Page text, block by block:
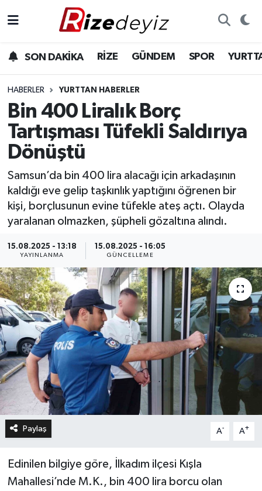
SON DAKİKA RİZE GÜNDEM SPOR
HABERLER YURTTAN HABERLER
Bin 400 Liralık Borç
Tartışması Tüfekli Saldırıya
Dönüştü
Samsun’da bin 400 lira alacağı için arkadaşının
kaldığı eve gelip taşkınlık yaptığını öğrenen bir
kişi, borçlusunun evine tüfekle ateş açtı. Olayda
yaralanan olmazken, şüpheli gözaltına alındı.
15.08.2025 - 13:18
YAYINLANMA
15.08.2025 - 16:05
GÜNCELLEME
Paylaş A- A+
Edinilen bilgiye göre, İlkadım ilçesi Kışla
Mahallesi’nde M.K., bin 400 lira borcu olan
Gündem
Yurttan Haberler
Ekonomi
Teknoloji
Sağlık
Rize Hava Durumu
Rize Trafik Yoğunluk Haritası
Süper Lig Puan Durumu ve Fikstür
Tüm Manşetler
Son Dakika Haberleri
Haber Arşivi